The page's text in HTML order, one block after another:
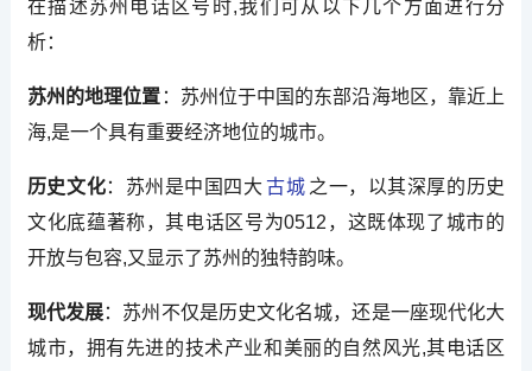
在描述苏州电话区号时,我们可从以下几个方面进行分
析：
苏州的地理位置 ：苏州位于中国的东部沿海地区，靠近上
海,是一个具有重要经济地位的城市。
历史文化：苏州是中国四大 古城 之一，以其深厚的历史
文化底蕴著称，其电话区号为0512，这既体现了城市的
开放与包容,又显示了苏州的独特韵味。
现代发展：苏州不仅是历史文化名城，还是一座现代化大
城市，拥有先进的技术产业和美丽的自然风光,其电话区